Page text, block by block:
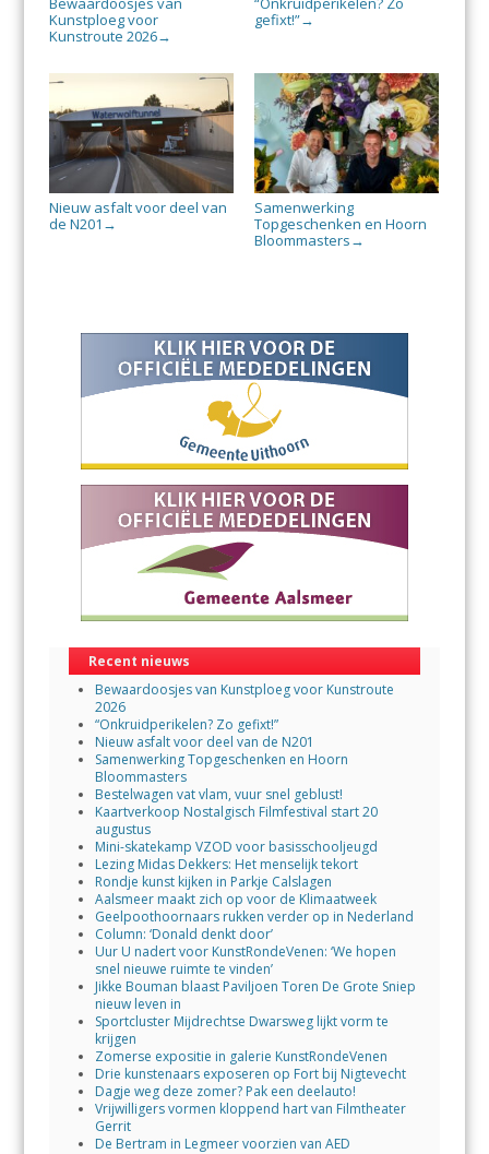
Kunstploeg voor
Kunstroute 2026→
gefixt!”→
Nieuw asfalt voor deel van
de N201 →
Samenwerking
Topgeschenken en Hoorn
Bloommasters →
Recent nieuws
Bewaardoosjes van Kunstploeg voor Kunstroute
2026
“Onkruidperikelen? Zo gefixt!”
Nieuw asfalt voor deel van de N201
Samenwerking Topgeschenken en Hoorn
Bloommasters
Bestelwagen vat vlam, vuur snel geblust!
Kaartverkoop Nostalgisch Filmfestival start 20
augustus
Mini-skatekamp VZOD voor basisschooljeugd
Lezing Midas Dekkers: Het menselijk tekort
Rondje kunst kijken in Parkje Calslagen
Aalsmeer maakt zich op voor de Klimaatweek
Geelpoothoornaars rukken verder op in Nederland
Column: ‘Donald denkt door’
Uur U nadert voor KunstRondeVenen: ‘We hopen
snel nieuwe ruimte te vinden’
Jikke Bouman blaast Paviljoen Toren De Grote Sniep
nieuw leven in
Sportcluster Mijdrechtse Dwarsweg lijkt vorm te
krijgen
Zomerse expositie in galerie KunstRondeVenen
Drie kunstenaars exposeren op Fort bij Nigtevecht
Dagje weg deze zomer? Pak een deelauto!
Vrijwilligers vormen kloppend hart van Filmtheater
Gerrit
De Bertram in Legmeer voorzien van AED